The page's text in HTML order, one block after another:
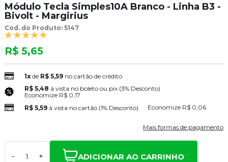
Módulo Tecla Simples10A Branco - Linha B3 -
Bivolt - Margirius
Cod. do Produto: 5147
R$ 5,65
1xde R$ 5,59 no cartão de crédito
R$ 5,48 à vista no boleto ou pix (3% Desconto)
Economize R$ 0,17
R$ 5,59 à vista no cartão (1% Desconto) Economize R$ 0,06
Mais formas de pagamento
- + ADICIONAR AO CARRINHO